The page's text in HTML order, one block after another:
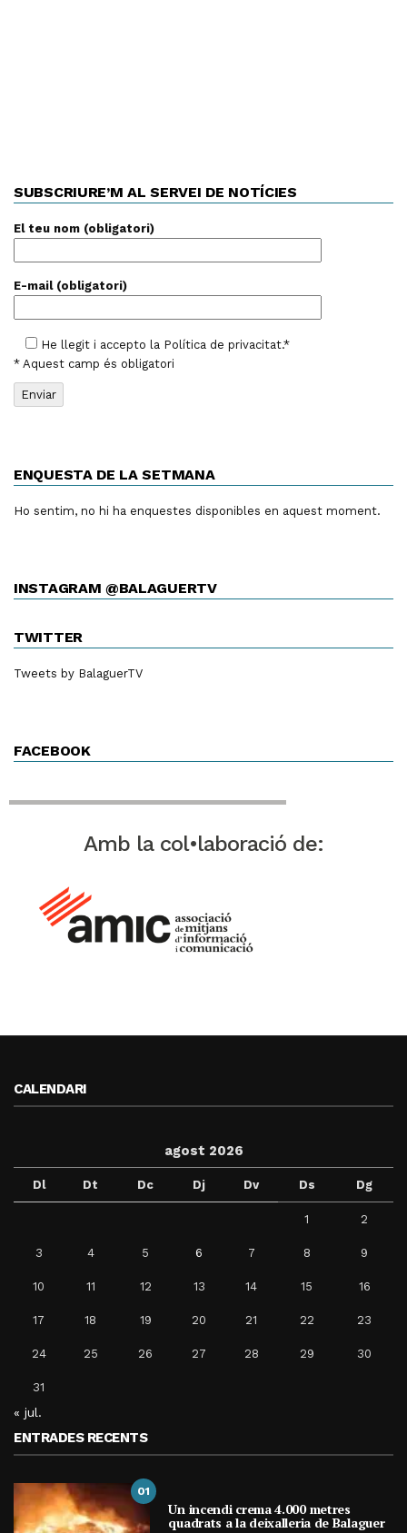
SUBSCRIURE’M AL SERVEI DE NOTÍCIES
El teu nom (obligatori)
E-mail (obligatori)
He llegit i accepto la Política de privacitat.*
* Aquest camp és obligatori
ENQUESTA DE LA SETMANA
Ho sentim, no hi ha enquestes disponibles en aquest moment.
INSTAGRAM @BALAGUERTV
TWITTER
Tweets by BalaguerTV
FACEBOOK
Amb la col•laboració de:
CALENDARI
agost 2026
Dl Dt Dc Dj Dv Ds Dg
1 2
3 4 5 6 7 8 9
10 11 12 13 14 15 16
17 18 19 20 21 22 23
24 25 26 27 28 29 30
31
« jul.
ENTRADES RECENTS
01
Un incendi crema 4.000 metres
quadrats a la deixalleria de Balaguer